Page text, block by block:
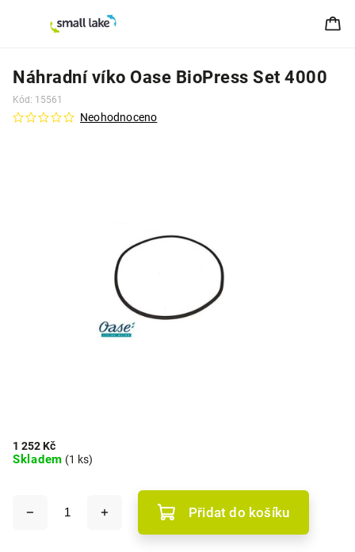
Náhradní víko Oase BioPress Set 4000
Kód: 15561
Neohodnoceno
1 252 Kč
Skladem (1 ks)
Přidat do košíku